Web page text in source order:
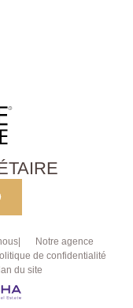
Notre agence
de confidentialité
du site